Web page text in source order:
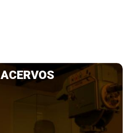
ACERVOS